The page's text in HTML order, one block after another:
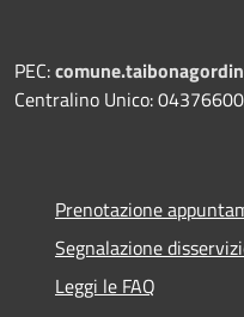
PEC:
Centralino Unico:
Prenotazione
Segnalazione
Leggi le FAQ